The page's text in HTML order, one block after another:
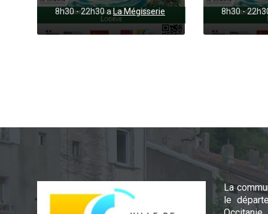
8h30 - 22h30aLa Mégisserie 8h30 -
La
le